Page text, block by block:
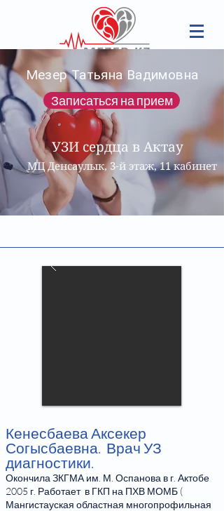
Мезер Татьяна Вадимовна
Записаться на прием
УЗИ сердца в Актау
МЦ Денсаулык, 3-й этаж, 11 кабинет
Кенесбаева Аксекер
Согысбаевна. Врач УЗ
диагностики.
Окончила ЗКГМА им. М. Оспанова в г. Актобе
2005 г. Работает в ГКП на ПХВ МОМБ (
Мангистауская областная многопрофильная